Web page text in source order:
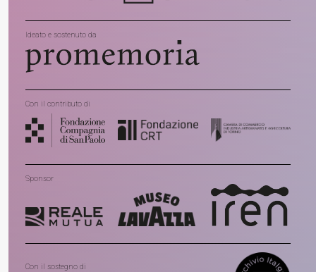
Ideato e sostenuto da
Con il contributo di
Sponsor
Con il sostegno di